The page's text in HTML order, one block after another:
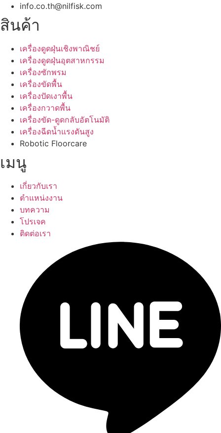
info.co.th@nilfisk.com
สินค้า
เครื่องดูดฝุ่นเชิงพาณิชย์
เครื่องดูดฝุ่นอุตสาหกรรม
เครื่องซักพรม
เครื่องขัดพื้น
เครื่องปัดเงาพื้น
เครื่องกวาดพื้น
เครื่องขัด-ดูดกลับอัตโนมัติ
เครื่องฉีดน้ำแรงดันสูง
Robotic Floorcare
เมนู
เกี่ยวกับเรา
ตำแหน่งงาน
บทความ
โปรเจค
ติดต่อเรา